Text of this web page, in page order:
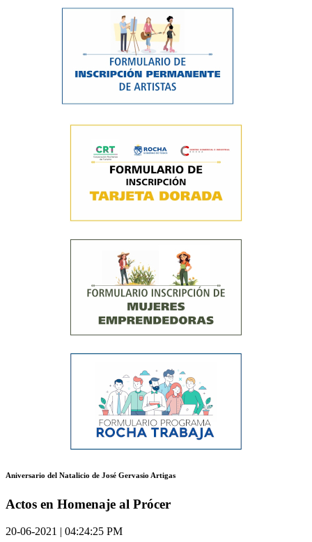
Aniversario del Natalicio de José Gervasio Artigas
Actos en Homenaje al Prócer
20-06-2021 | 04:24:25 PM